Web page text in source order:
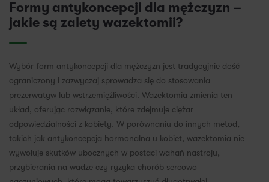
Formy antykoncepcji dla mężczyzn –
jakie są zalety wazektomii?
Wybór form antykoncepcji dla mężczyzn jest tradycyjnie dość
ograniczony i zazwyczaj sprowadza się do stosowania
prezerwatyw lub wstrzemięźliwości. Wazektomia zmienia ten
układ, oferując rozwiązanie, które zdejmuje ciężar
odpowiedzialności z kobiety. W porównaniu do innych metod,
takich jak antykoncepcja hormonalna u kobiet, wazektomia nie
wywołuje skutków ubocznych w postaci wahań nastroju,
przybierania na wadze czy ryzyka chorób sercowo